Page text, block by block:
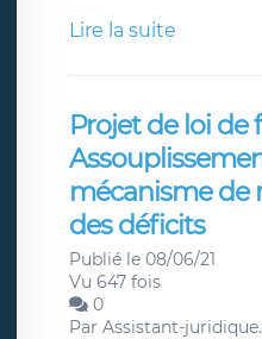
Lire la suite
Projet de loi de
mécanisme de
des déficits
Publié le 08/06/21
Vu 647 fois
0
Par Assistant-